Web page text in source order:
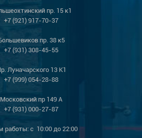
пр. 15 к1
+7 (921) 917-70-37
пр. 38 к5
+7 (931) 308-45-55
Луначарского 13 К1
+7 (999) 054-28-88
Московский пр 149 А
+7 (931) 000-27-87
работы: с 10:00 до 22:00